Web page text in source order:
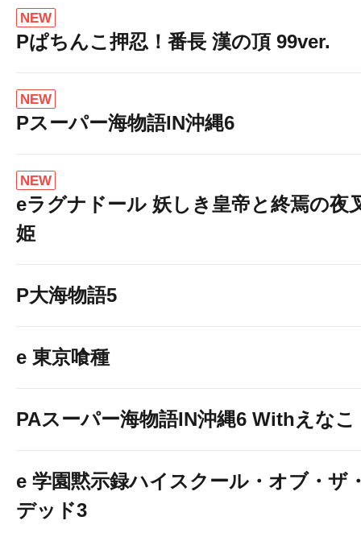
NEW
Pぱちんこ押忍！番長 漢の頂 99ver.
NEW
Pスーパー海物語IN沖縄6
NEW
eラグナドール 妖しき皇帝と終焉の夜
姫
P大海物語5
e 東京喰種
PAスーパー海物語IN沖縄6 Withえなこ
e 学園黙示録ハイスクール・オブ・ザ
デッド3